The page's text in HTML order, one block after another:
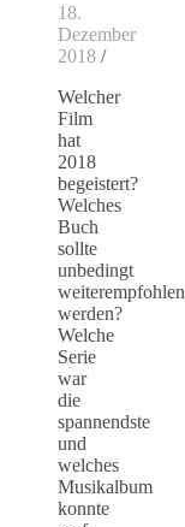
18.
Dezember
2018 /
Welcher
Film
hat
2018
begeistert?
Welches
Buch
sollte
unbedingt
weiterempfohlen
werden?
Welche
Serie
war
die
spannendste
und
welches
Musikalbum
konnte